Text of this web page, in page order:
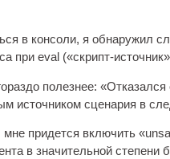
в консоли, я
при eval («скрипт-
полезнее:
источником сценария в
придется включить
в значительной степени